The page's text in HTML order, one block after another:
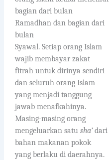
bagian dari bulan
Ramadhan dan bagian dari
bulan
Syawal. Setiap orang Islam
wajib membayar zakat
fitrah untuk dirinya sendiri
dan seluruh orang Islam
yang menjadi tanggung
jawab menafkahinya.
Masing-masing orang
mengeluarkan satu sha’dari
bahan makanan pokok
yang berlaku di daerahnya.